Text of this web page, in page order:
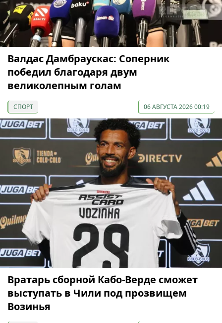
Валдас Дамбраускас: Соперник
победил благодаря двум
великолепным голам
СПОРТ 06 АВГУСТА 2026 00:19
Вратарь сборной Кабо-Верде сможет
выступать в Чили под прозвищем
Возинья